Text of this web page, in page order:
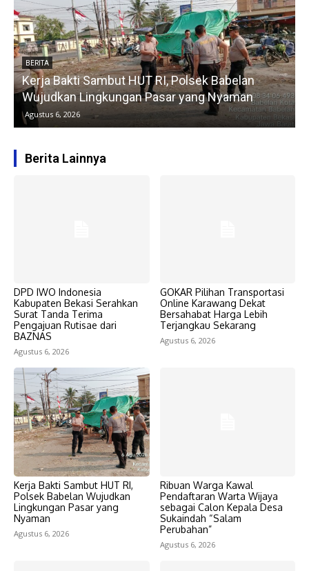
NEWS
Ribuan Warga Kawal Pendaftaran Warta
sebagai Calon Kepala Desa Sukaindah
Perubahan”
Agustus 6, 2026
Berita Lainnya
DPD IWO Indonesia
Kabupaten Bekasi Serahkan
Surat Tanda Terima
Pengajuan Rutisae dari
BAZNAS
Agustus 6, 2026
GOKAR Pilihan Transportasi
Online Karawang Dekat
Bersahabat Harga Lebih
Terjangkau Sekarang
Agustus 6, 2026
Kerja Bakti Sambut HUT RI,
Polsek Babelan Wujudkan
Lingkungan Pasar yang
Nyaman
Agustus 6, 2026
Ribuan Warga Kawal
Pendaftaran Warta Wijaya
sebagai Calon Kepala Desa
Sukaindah “Salam
Perubahan”
Agustus 6, 2026